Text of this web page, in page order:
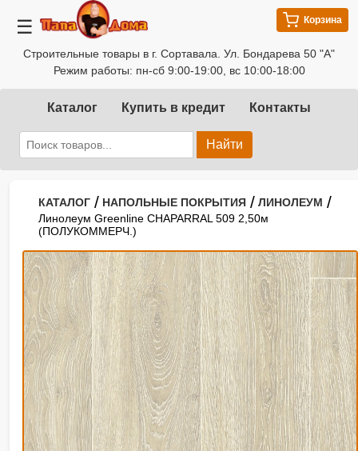
☰
Строительные товары в г. Сортавала. Ул. Бондарева 50 "А"
Режим работы: пн-сб 9:00-19:00, вс 10:00-18:00
Корзина
Каталог Купить в кредит Контакты
Найти
КАТАЛОГ / НАПОЛЬНЫЕ ПОКРЫТИЯ / ЛИНОЛЕУМ /
Линолеум Greenline CHAPARRAL 509 2,50м
(ПОЛУКОММЕРЧ.)